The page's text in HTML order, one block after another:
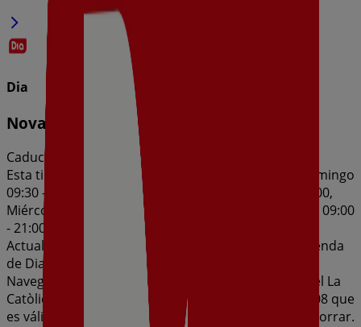
Dia
Nova Qualitat Dia del 05/08 al 11/08
Caduca el 11/8
Esta tienda de Dia tiene los siguientes horarios: Domingo
09:30 - 14:30, Lunes 09:00 - 21:00, Martes 09:00 - 21:00,
Miércoles 09:00 - 21:00, Jueves 09:00 - 21:00, Viernes 09:00
- 21:00, Sábado 09:00 - 21:00
Actualmente hay 1 catálogos disponibles en esta tienda
de Dia.
Navega por el último catálogo de Dia en Avda. Isabel La
Catòlica, 111-113 Nova Qualitat Dia del 05/08 al 11/08 que
es válido del 5/8/2026 al 11/8/2026 y no pares de ahorrar.